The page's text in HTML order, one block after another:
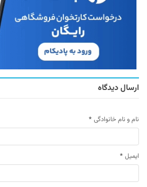
ارسال دیدگاه
نام و نام خانوادگی *
ایمیل *